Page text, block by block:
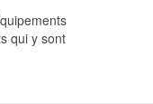
qui y sont